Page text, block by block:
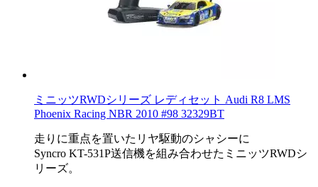
ミニッツRWDシリーズ レディセット Audi R8 LMS
Phoenix Racing NBR 2010 #98 32329BT
走りに重点を置いたリヤ駆動のシャシーに
Syncro KT-531P送信機を組み合わせたミニッツRWDシ
リーズ。